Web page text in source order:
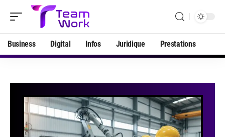
Business Digital Infos Juridique Prestations